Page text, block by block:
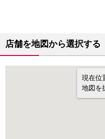
店舗を地図から選択する
現在位
地図を